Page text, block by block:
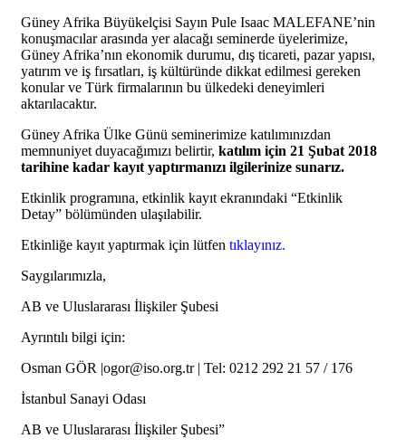
Güney Afrika Büyükelçisi Sayın Pule Isaac MALEFANE’nin
konuşmacılar arasında yer alacağı seminerde üyelerimize,
Güney Afrika’nın ekonomik durumu, dış ticareti, pazar yapısı,
yatırım ve iş fırsatları, iş kültüründe dikkat edilmesi gereken
konular ve Türk firmalarının bu ülkedeki deneyimleri
aktarılacaktır.
Güney Afrika Ülke Günü seminerimize katılımınızdan
memnuniyet duyacağımızı belirtir, katılım için 21 Şubat 2018
tarihine kadar kayıt yaptırmanızı ilgilerinize sunarız.
Etkinlik programına, etkinlik kayıt ekranındaki “Etkinlik
Detay” bölümünden ulaşılabilir.
Etkinliğe kayıt yaptırmak için lütfen tıklayınız.
Saygılarımızla,
AB ve Uluslararası İlişkiler Şubesi
Ayrıntılı bilgi için:
Osman GÖR |ogor@iso.org.tr | Tel: 0212 292 21 57 / 176
İstanbul Sanayi Odası
AB ve Uluslararası İlişkiler Şubesi”